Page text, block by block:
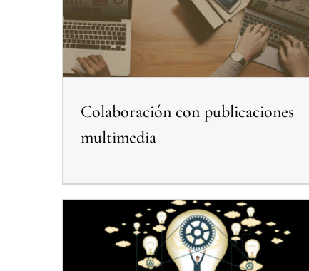
Colaboración con publicaciones
multimedia